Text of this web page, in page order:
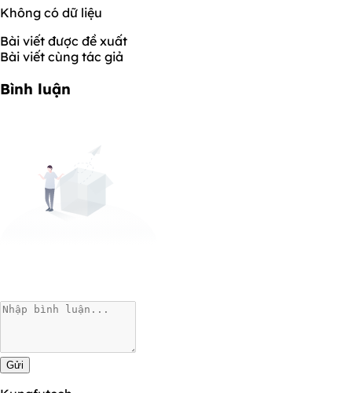
Không có dữ liệu
Bài viết được đề xuất
Bài viết cùng tác giả
Bình luận
Gửi